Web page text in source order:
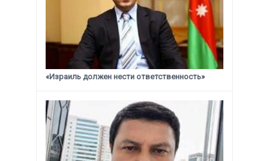
«Израиль должен нести ответственность»